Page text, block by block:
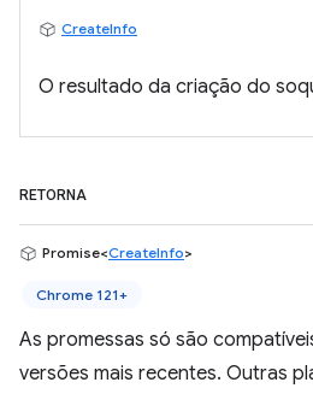
CreateInfo
O resultado da criação do
RETORNA
Promise<CreateInfo>
Chrome 121+
As promessas só são
versões mais recentes. Outras